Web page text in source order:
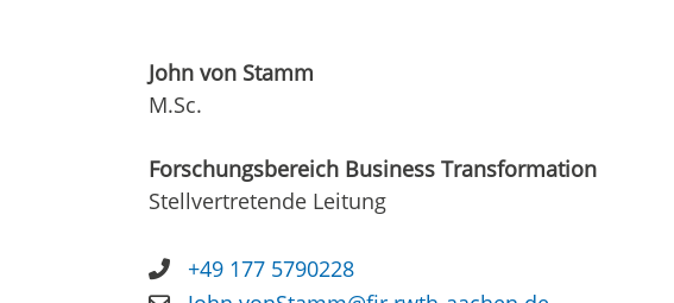
John von Stamm
M.Sc.
Forschungsbereich Business Transformation
Stellvertretende Leitung
+49 177 5790228